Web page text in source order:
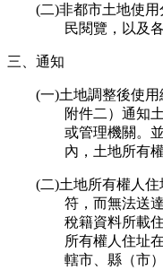
(二)非都市土地使
民閱覽，以及
三、通知
(一)土地調整後使
附件二）通知
或管理機關。
內，土地所有
(二)土地所有權人
符，而無法送
稅籍資料所載
所有權人住址
轄市、縣（市